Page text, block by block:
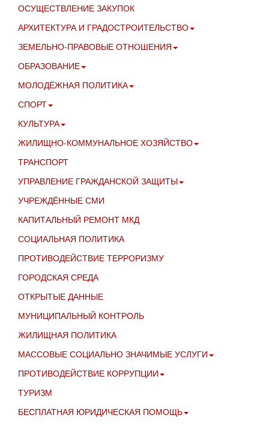
ОСУЩЕСТВЛЕНИЕ ЗАКУПОК
АРХИТЕКТУРА И ГРАДОСТРОИТЕЛЬСТВО
ЗЕМЕЛЬНО-ПРАВОВЫЕ ОТНОШЕНИЯ
ОБРАЗОВАНИЕ
МОЛОДЁЖНАЯ ПОЛИТИКА
СПОРТ
КУЛЬТУРА
ЖИЛИЩНО-КОММУНАЛЬНОЕ ХОЗЯЙСТВО
ТРАНСПОРТ
УПРАВЛЕНИЕ ГРАЖДАНСКОЙ ЗАЩИТЫ
УЧРЕЖДЁННЫЕ СМИ
КАПИТАЛЬНЫЙ РЕМОНТ МКД
СОЦИАЛЬНАЯ ПОЛИТИКА
ПРОТИВОДЕЙСТВИЕ ТЕРРОРИЗМУ
ГОРОДСКАЯ СРЕДА
ОТКРЫТЫЕ ДАННЫЕ
МУНИЦИПАЛЬНЫЙ КОНТРОЛЬ
ЖИЛИЩНАЯ ПОЛИТИКА
МАССОВЫЕ СОЦИАЛЬНО ЗНАЧИМЫЕ УСЛУГИ
ПРОТИВОДЕЙСТВИЕ КОРРУПЦИИ
ТУРИЗМ
БЕСПЛАТНАЯ ЮРИДИЧЕСКАЯ ПОМОЩЬ